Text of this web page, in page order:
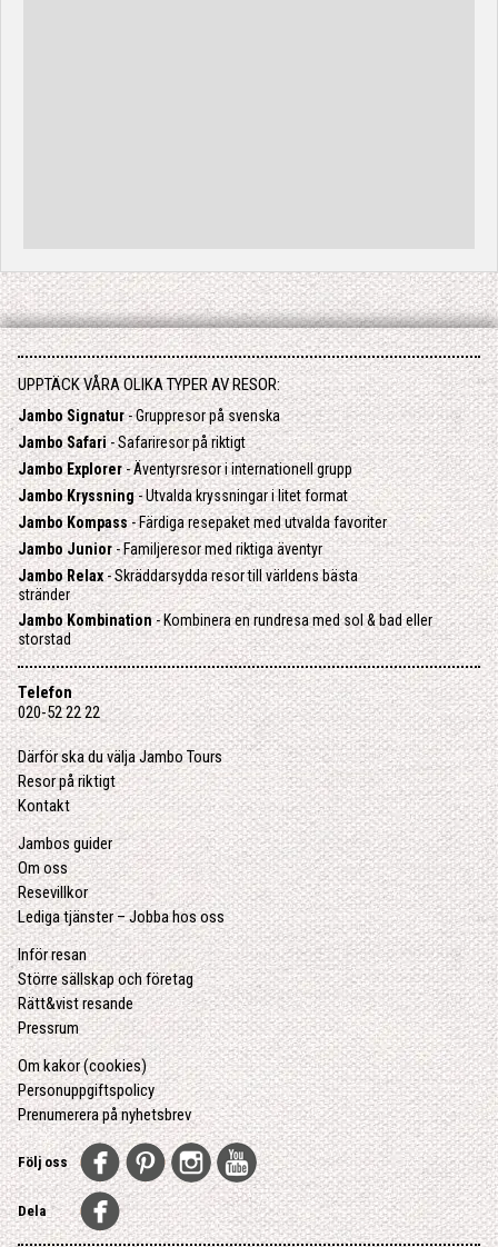
UPPTÄCK VÅRA OLIKA TYPER AV RESOR:
Jambo Signatur- Gruppresor på svenska
Jambo Safari- Safariresor på riktigt
Jambo Explorer- Äventyrsresor i internationell grupp
Jambo Kryssning- Utvalda kryssningar i litet format
Jambo Kompass- Färdiga resepaket med utvalda favoriter
Jambo Junior- Familjeresor med riktiga äventyr
Jambo Relax- Skräddarsydda resor till världens bästa
stränder
Jambo Kombination- Kombinera en rundresa med sol & bad eller
storstad
Telefon
020-52 22 22
Därför ska du välja Jambo Tours
Resor på riktigt
Kontakt
Jambos guider
Om oss
Resevillkor
Lediga tjänster – Jobba hos oss
Inför resan
Större sällskap och företag
Rätt&vist resande
Pressrum
Om kakor (cookies)
Personuppgiftspolicy
Prenumerera på nyhetsbrev
Följ oss
Dela